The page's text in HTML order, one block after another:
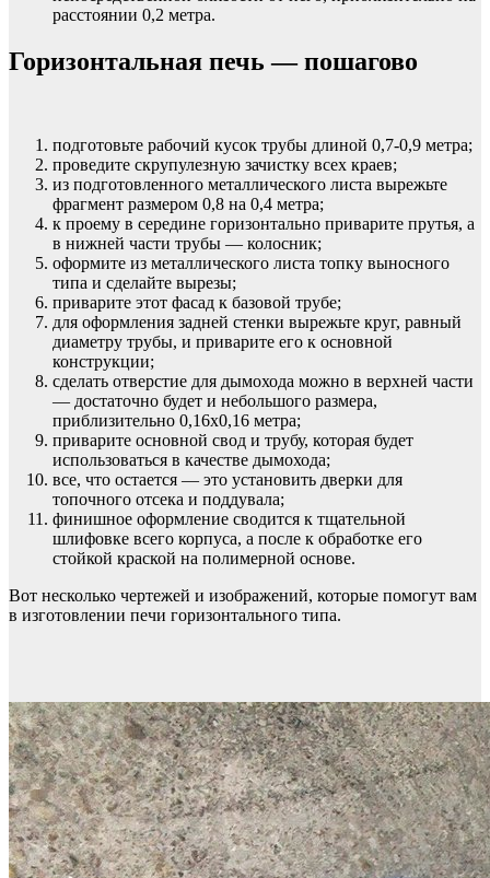
расстоянии 0,2 метра.
Горизонтальная печь — пошагово
подготовьте рабочий кусок трубы длиной 0,7-0,9 метра;
проведите скрупулезную зачистку всех краев;
из подготовленного металлического листа вырежьте
фрагмент размером 0,8 на 0,4 метра;
к проему в середине горизонтально приварите прутья, а
в нижней части трубы — колосник;
оформите из металлического листа топку выносного
типа и сделайте вырезы;
приварите этот фасад к базовой трубе;
для оформления задней стенки вырежьте круг, равный
диаметру трубы, и приварите его к основной
конструкции;
сделать отверстие для дымохода можно в верхней части
— достаточно будет и небольшого размера,
приблизительно 0,16х0,16 метра;
приварите основной свод и трубу, которая будет
использоваться в качестве дымохода;
все, что остается — это установить дверки для
топочного отсека и поддувала;
финишное оформление сводится к тщательной
шлифовке всего корпуса, а после к обработке его
стойкой краской на полимерной основе.
Вот несколько чертежей и изображений, которые помогут вам
в изготовлении печи горизонтального типа.